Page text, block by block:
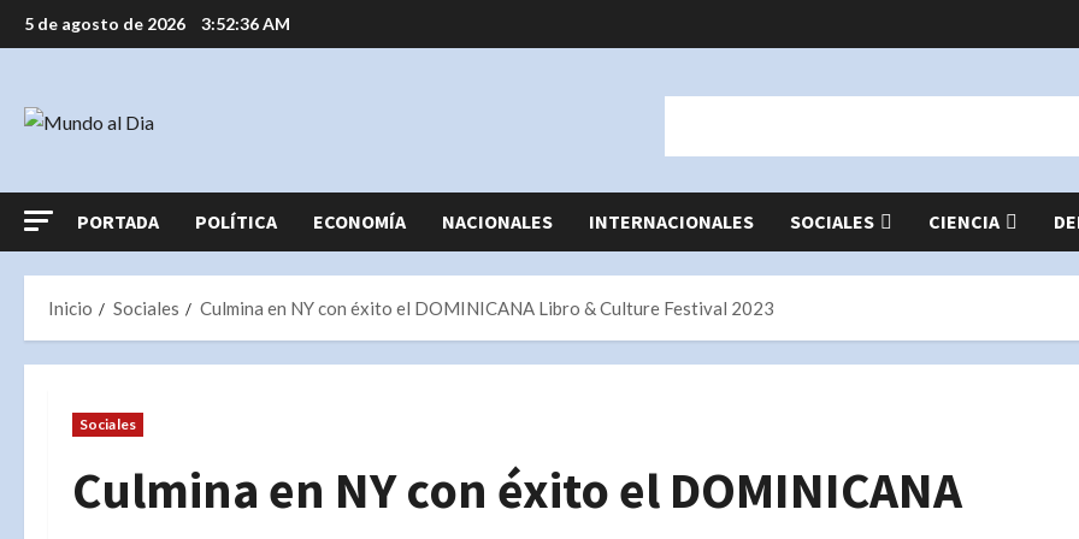
Saltar
al
5 de agosto de 2026 3:52:37 AM
PORTADA POLÍTICA ECONOMÍA NACIONALES INTERNACIONALES SOCIALES CIENCIA
Inicio Sociales Culmina en NY con éxito el DOMINICANA Libro & Culture Festival 2023
Sociales
Culmina en NY con éxito el DOMINICANA